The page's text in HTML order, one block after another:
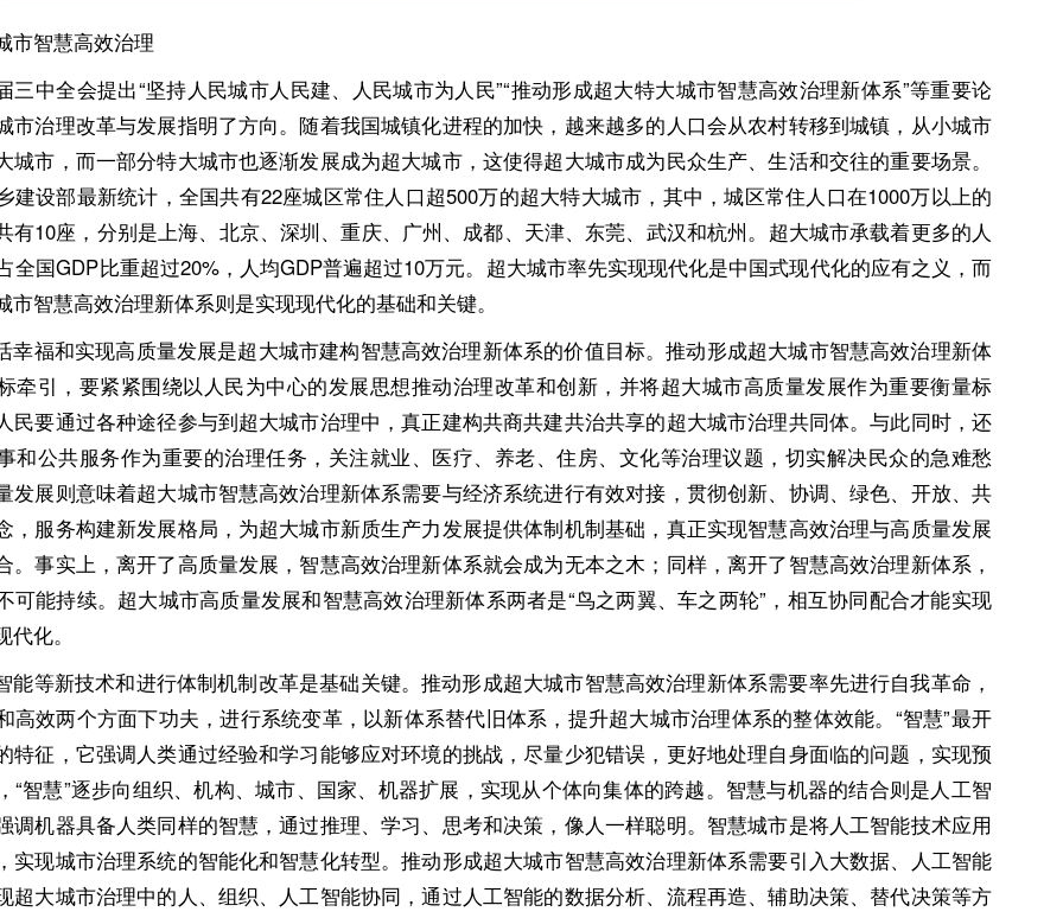
市智慧高效治理
三中全会提出“坚持人民城市人民建、人民城市为人民”“推动形成超大特大城市智慧高效治理新体系”等重要论
市治理改革与发展指明了方向。随着我国城镇化进程的加快，越来越多的人口会从农村转移到城镇，从小城市
城市，而一部分特大城市也逐渐发展成为超大城市，这使得超大城市成为民众生产、生活和交往的重要场景。
建设部最新统计，全国共有22座城区常住人口超500万的超大特大城市，其中，城区常住人口在1000万以上的
有10座，分别是上海、北京、深圳、重庆、广州、成都、天津、东莞、武汉和杭州。超大城市承载着更多的人
全国GDP比重超过20%，人均GDP普遍超过10万元。超大城市率先实现现代化是中国式现代化的应有之义，而
市智慧高效治理新体系则是实现现代化的基础和关键。
幸福和实现高质量发展是超大城市建构智慧高效治理新体系的价值目标。推动形成超大城市智慧高效治理新体
牵引，要紧紧围绕以人民为中心的发展思想推动治理改革和创新，并将超大城市高质量发展作为重要衡量标
民要通过各种途径参与到超大城市治理中，真正建构共商共建共治共享的超大城市治理共同体。与此同时，还
和公共服务作为重要的治理任务，关注就业、医疗、养老、住房、文化等治理议题，切实解决民众的急难愁
发展则意味着超大城市智慧高效治理新体系需要与经济系统进行有效对接，贯彻创新、协调、绿色、开放、共
，服务构建新发展格局，为超大城市新质生产力发展提供体制机制基础，真正实现智慧高效治理与高质量发展
。事实上，离开了高质量发展，智慧高效治理新体系就会成为无本之木；同样，离开了智慧高效治理新体系，
可能持续。超大城市高质量发展和智慧高效治理新体系两者是“鸟之两翼、车之两轮”，相互协同配合才能实现
化。
能等新技术和进行体制机制改革是基础关键。推动形成超大城市智慧高效治理新体系需要率先进行自我革命，
高效两个方面下功夫，进行系统变革，以新体系替代旧体系，提升超大城市治理体系的整体效能。“智慧”最开
特征，它强调人类通过经验和学习能够应对环境的挑战，尽量少犯错误，更好地处理自身面临的问题，实现预
“智慧”逐步向组织、机构、城市、国家、机器扩展，实现从个体向集体的跨越。智慧与机器的结合则是人工智
调机器具备人类同样的智慧，通过推理、学习、思考和决策，像人一样聪明。智慧城市是将人工智能技术应用
实现城市治理系统的智能化和智慧化转型。推动形成超大城市智慧高效治理新体系需要引入大数据、人工智能
超大城市治理中的人、组织、人工智能协同，通过人工智能的数据分析、流程再造、辅助决策、替代决策等方